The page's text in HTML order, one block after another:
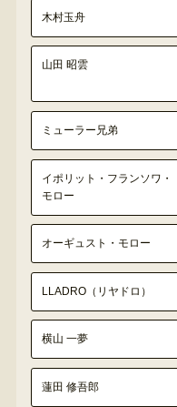
木村玉舟
山田 昭雲
ミューラー兄弟
イポリット・フランソワ・
モロー
オーギュスト・モロー
LLADRO（リヤドロ）
横山 一夢
蓮田 修吾郎